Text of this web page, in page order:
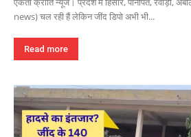
news) चल रही हैं लेकिन जींद डिपो अभी भी...
Read more